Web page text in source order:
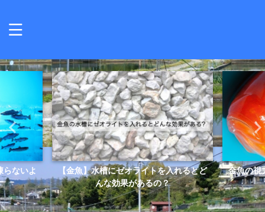
ないよ
【金魚】水槽にゼオライトを入れるとど
んな効果があるの？
金魚の視力